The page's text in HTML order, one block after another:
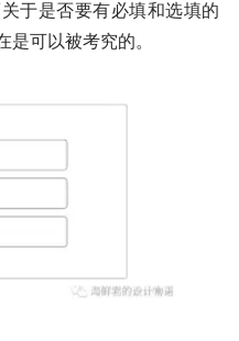
于是否要有必填和选填的
是可以被考究的。